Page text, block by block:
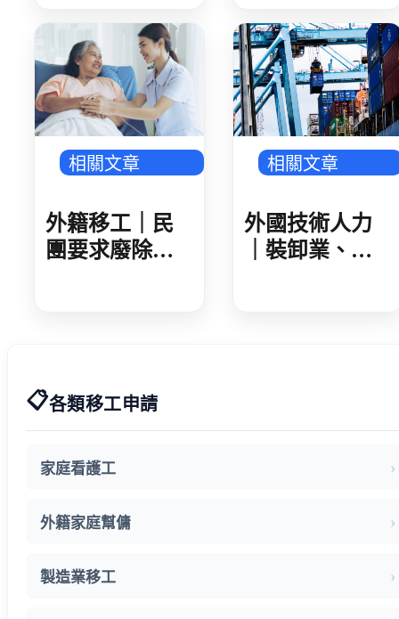
頭 金屬、機械
傳產回溫
相關文章
外籍移工｜民
團要求廢除家
相關文章
外國技術人力
｜裝卸業、集
📋各類移工申請
家庭看護工
外籍家庭幫傭
製造業移工